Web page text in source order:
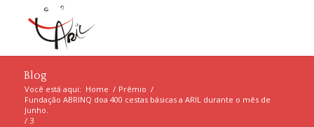
Blog
Você está aqui: Home / Prêmio /
Fundação ABRINQ doa 400 cestas básicas a ARIL durante o mês de
Junho.
/ 3